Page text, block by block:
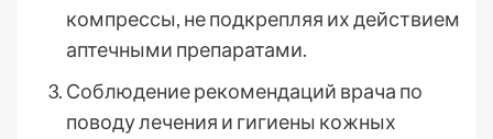
компрессы, не подкрепляя их действием
аптечными препаратами.
Соблюдение рекомендаций врача по
поводу лечения и гигиены кожных